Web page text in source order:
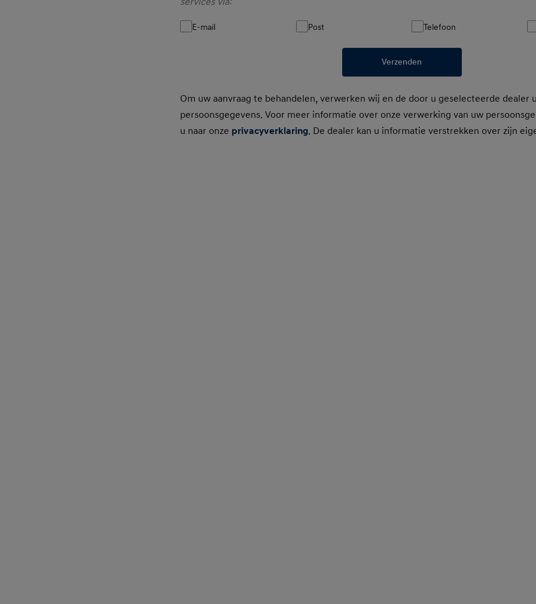
3812 SZ AMERSFOORT
E-mail Post Telefoon
Verzenden
Om uw aanvraag te behandelen, verwerken wij en de door u geselecteerde dealer
persoonsgegevens. Voor meer informatie over onze verwerking van uw
u naar onze privacyverklaring. De dealer kan u informatie verstrekken over zijn